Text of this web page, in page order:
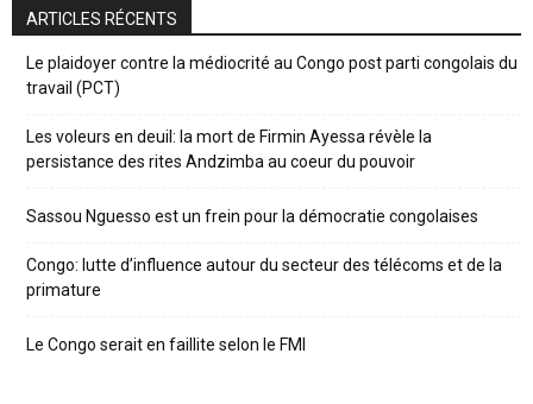
ARTICLES RÉCENTS
Le plaidoyer contre la médiocrité au Congo post parti congolais du
travail (PCT)
Les voleurs en deuil: la mort de Firmin Ayessa révèle la
persistance des rites Andzimba au coeur du pouvoir
Sassou Nguesso est un frein pour la démocratie congolaises
Congo: lutte d’influence autour du secteur des télécoms et de la
primature
Le Congo serait en faillite selon le FMI